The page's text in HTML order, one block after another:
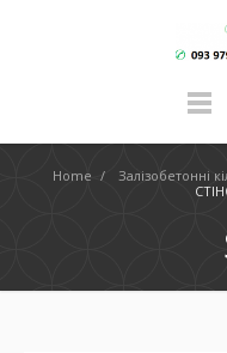
Home / Залізобетонні